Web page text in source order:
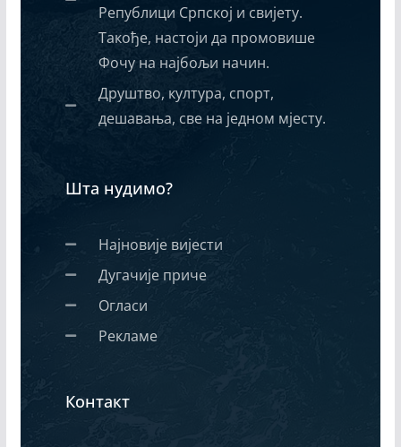
Републици Српској и свијету.
Такође, настоји да промовише
Фочу на најбољи начин.
Друштво, култура, спорт,
дешавања, све на једном мјесту.
Шта нудимо?
Најновије вијести
Дугачије приче
Огласи
Рекламе
Контакт